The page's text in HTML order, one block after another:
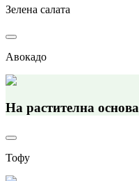
Зелена салата
Авокадо
На растителна основа
Тофу